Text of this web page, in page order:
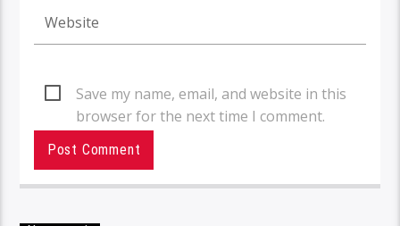
Save my name, email, and website in this
browser for the next time I comment.